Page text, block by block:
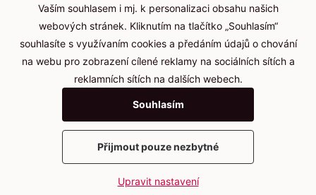
info@jma-kam.cz
Důležité informace
Ochrana osobních údajů
Cookies
2025 © Kameníčci s.r.o.
VytvořilwebProgress
Vaším souhlasem i mj. k personalizaci obsahu našich
webových stránek. Kliknutím na tlačítko „Souhlasím“
souhlasíte s využívaním cookies a předáním údajů o chování
na webu pro zobrazení cílené reklamy na sociálních sítích a
reklamních sítích na dalších webech.
Souhlasím
Přijmout pouze nezbytné
Upravit nastavení